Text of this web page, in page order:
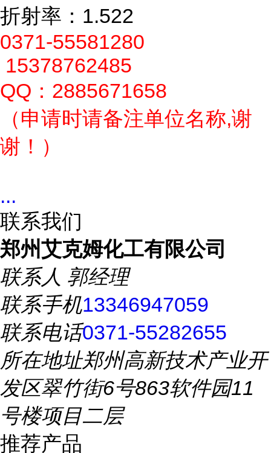
折射率：1.522
0371-55581280
15378762485
QQ：2885671658
（申请时请备注单位名称,谢
谢！）
...
联系我们
郑州艾克姆化工有限公司
联系人 郭经理
联系手机13346947059
联系电话0371-55282655
所在地址郑州高新技术产业开
发区翠竹街6号863软件园11
号楼项目二层
推荐产品